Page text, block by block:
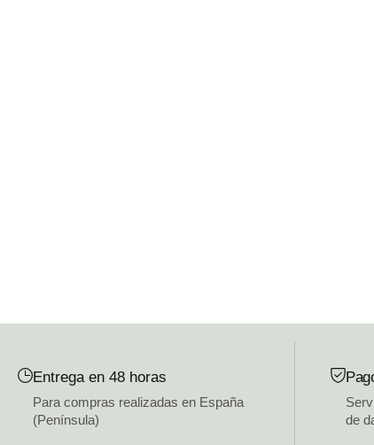
Entrega en 48 horas
Para compras realizadas en España
(Península)
de